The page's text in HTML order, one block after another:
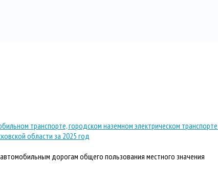
транспорте, городском наземном электрическом
области за 2025 год
дорогам общего пользования местного значения